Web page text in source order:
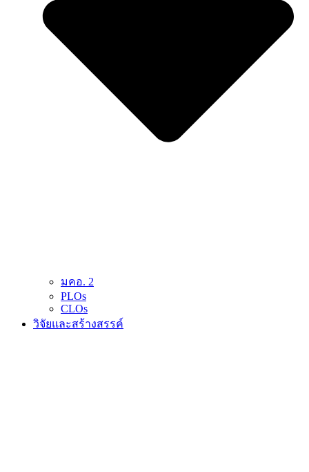
มคอ. 2
PLOs
CLOs
วิจัยและสร้างสรรค์